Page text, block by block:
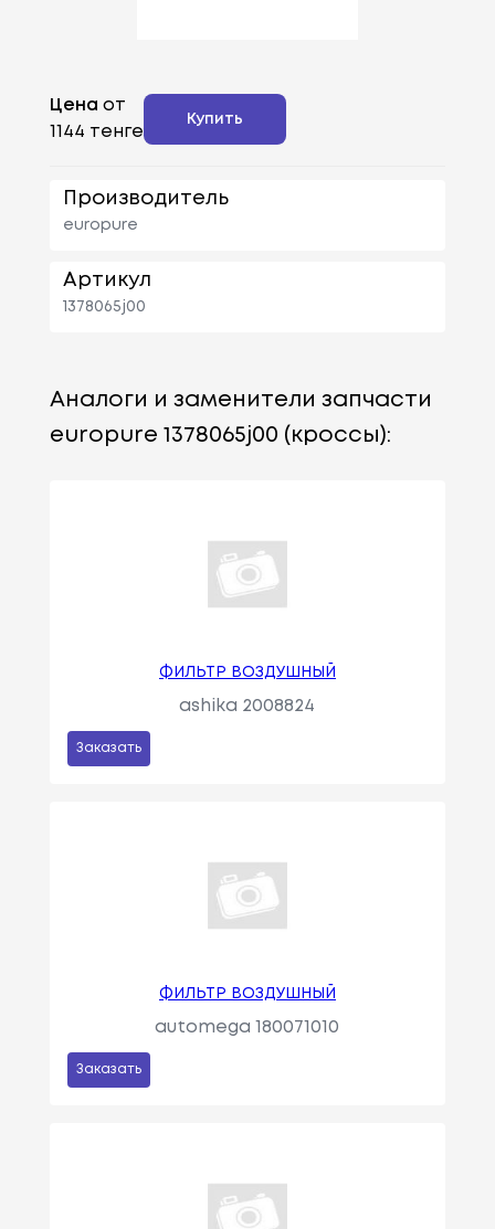
Цена от
1144 тенге
Купить
Производитель
europure
Артикул
1378065j00
Аналоги и заменители запчасти
europure 1378065j00 (кроссы):
ФИЛЬТР ВОЗДУШНЫЙ
ashika 2008824
Заказать
ФИЛЬТР ВОЗДУШНЫЙ
automega 180071010
Заказать